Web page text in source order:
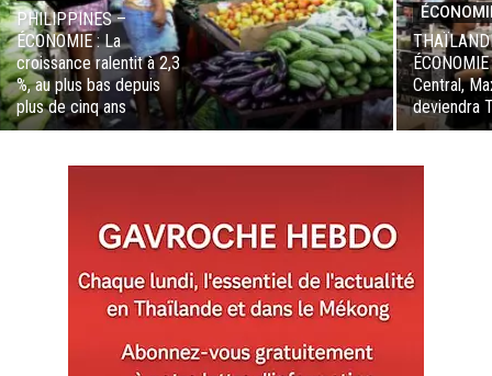
PHILIPPINES –
ÉCONOMIE : La
croissance ralentit à 2,3
%, au plus bas depuis
plus de cinq ans
Central,
deviendra